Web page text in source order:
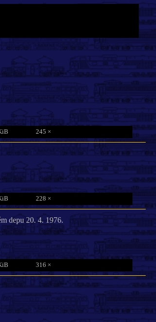
245 ×
228 ×
depu 20. 4. 1976.
316 ×